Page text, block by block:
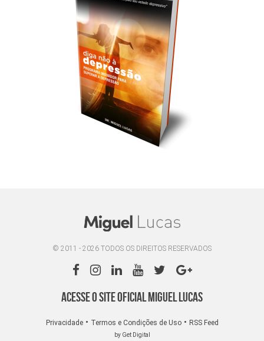
© 2011 - 2026 TODOS OS DIREITOS RESERVADOS
Acesse o site oficial Miguel Lucas
Privacidade• Termos e Condições de Uso• RSS Feed
by Get Digital